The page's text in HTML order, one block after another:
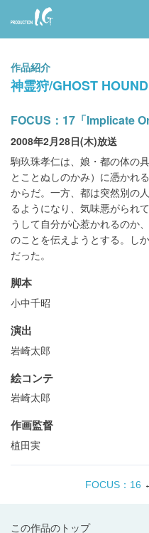
Prod
uctio
n I.G
作品紹介
神霊狩/GHOST HOUND
この作品のトップ
FOCUS：17「Implicate
2008年2月28日(木)放送
駒玖珠孝仁は、娘・都の体の
とことぬしのかみ）に憑かれ
からだ。一方、都は突然別の
るようになり、気味悪がられ
うして自分が心惹かれるのか
のことを伝えようとする。し
だった。
脚本
小中千昭
演出
岩崎太郎
絵コンテ
岩崎太郎
作画監督
植田実
FOCUS：16